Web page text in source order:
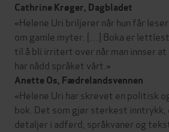
Cathrine Krøger, Dagbladet
«Helene Uri briljerer når hun får
om gamle myter. […] Boka er
til å bli irritert over når man innser
har nådd språket vårt.»
Anette Os, Fædrelandsvennen
«Helene Uri har skrevet en politisk
bok. Det som gjør sterkest inntrykk,
detaljer i adferd, språkvaner og